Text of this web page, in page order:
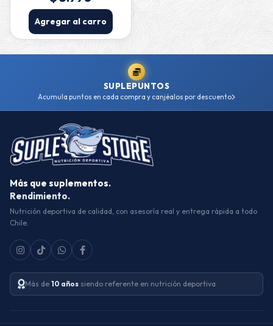
Agregar al carro
SUPLEPUNTOS
Acumula puntos en cada compra y canjéalos por descuento
Más que suplementos.
Rendimiento.
Nutrición deportiva de calidad, con asesoría real y entrega rápida a todo
Chile.
Más de 10 años siendo referente en nutrición deportiva